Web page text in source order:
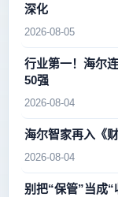
深化
2026-08-05
行业第一！海尔
50强
2026-08-04
海尔智家再入《
2026-08-04
别把“保管”当成